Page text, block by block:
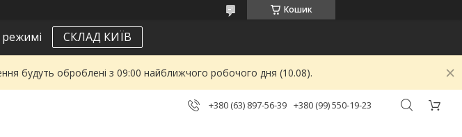
Кошик
СКЛАД КИЇВ
будуть оброблені з 09:00 найближчого робочого дня (10.08).
+380 (63) 897-56-39 +380 (99) 550-19-23